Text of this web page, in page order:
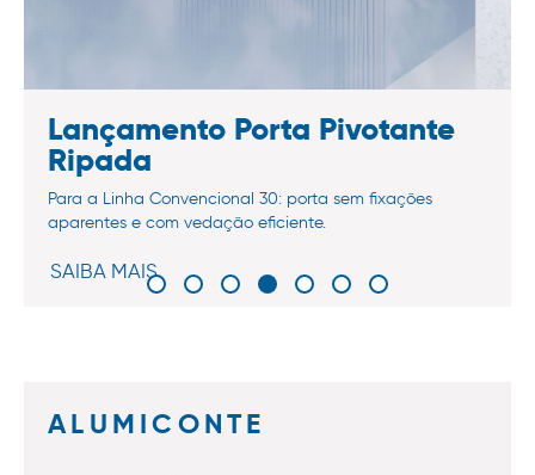
Lançamento Porta Pivotante
Ripada
Para a Linha Convencional 30: porta sem fixações
aparentes e com vedação eficiente.
SAIBA MAIS
ALUMICONTE